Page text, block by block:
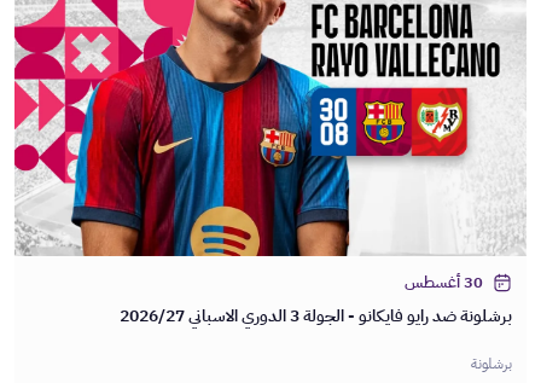
30 أغسطس
برشلونة ضد رايو فايكانو - الجولة 3 الدوري الاسباني 2026/27
برشلونة